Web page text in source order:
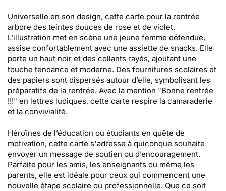
Universelle en son design, cette carte pour la rentrée
arbore des teintes douces de rose et de violet.
L’illustration met en scène une jeune femme détendue,
assise confortablement avec une assiette de snacks. Elle
porte un haut noir et des collants rayés, ajoutant une
touche tendance et moderne. Des fournitures scolaires et
des papiers sont dispersés autour d’elle, symbolisant les
préparatifs de la rentrée. Avec la mention "Bonne rentrée
!!!" en lettres ludiques, cette carte respire la camaraderie
et la convivialité.
Héroïnes de l’éducation ou étudiants en quête de
motivation, cette carte s'adresse à quiconque souhaite
envoyer un message de soutien ou d’encouragement.
Parfaite pour les amis, les enseignants ou même les
parents, elle est idéale pour ceux qui commencent une
nouvelle étape scolaire ou professionnelle. Que ce soit